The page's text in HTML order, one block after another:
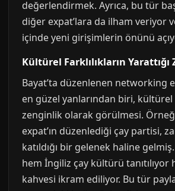
değerlendirmek. Ayrıca, bu tür
diğer expat’lara da ilham veriyor
içinde yeni girişimlerin önünü
Kültürel Farklılıkların
Bayat’ta düzenlenen networking
en güzel yanlarından biri, kültürel
zenginlik olarak görülmesi.
expat’ın düzenlediği çay partisi,
katıldığı bir gelenek haline
hem İngiliz çay kültürü tanıtılıyor
kahvesi ikram ediliyor. Bu tür